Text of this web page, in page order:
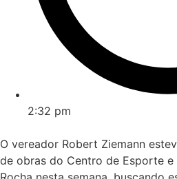
2:32 pm
O vereador Robert Ziemann
de obras do Centro de Esporte e